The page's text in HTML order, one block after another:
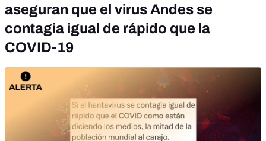
aseguran que el virus Andes se
contagia igual de rápido que la
COVID-19